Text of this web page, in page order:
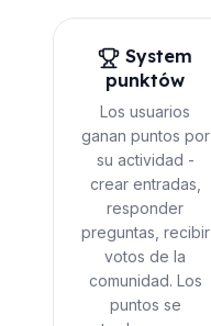
System
punktów
Los usuarios
ganan puntos por
su actividad -
crear entradas,
responder
preguntas, recibir
votos de la
comunidad. Los
puntos se